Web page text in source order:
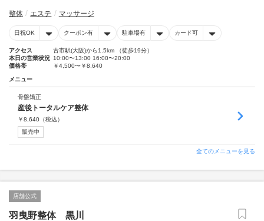
整体 エステ マッサージ
日祝OK クーポン有 駐車場有 カード可
アクセス
古市駅(大阪)から1.5km （徒歩19分）
本日の営業状況 10:00〜13:00 16:00〜20:00
価格帯
￥4,500〜￥8,640
メニュー
骨盤矯正
産後トータルケア整体
￥8,640 （税込）
販売中
全てのメニューを見る
店舗公式
羽曳野整体 黒川